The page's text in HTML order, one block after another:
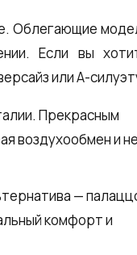
Облегающие
Если вы
или А-
Прекрасным
воздухообмен и не
—
комфорт и